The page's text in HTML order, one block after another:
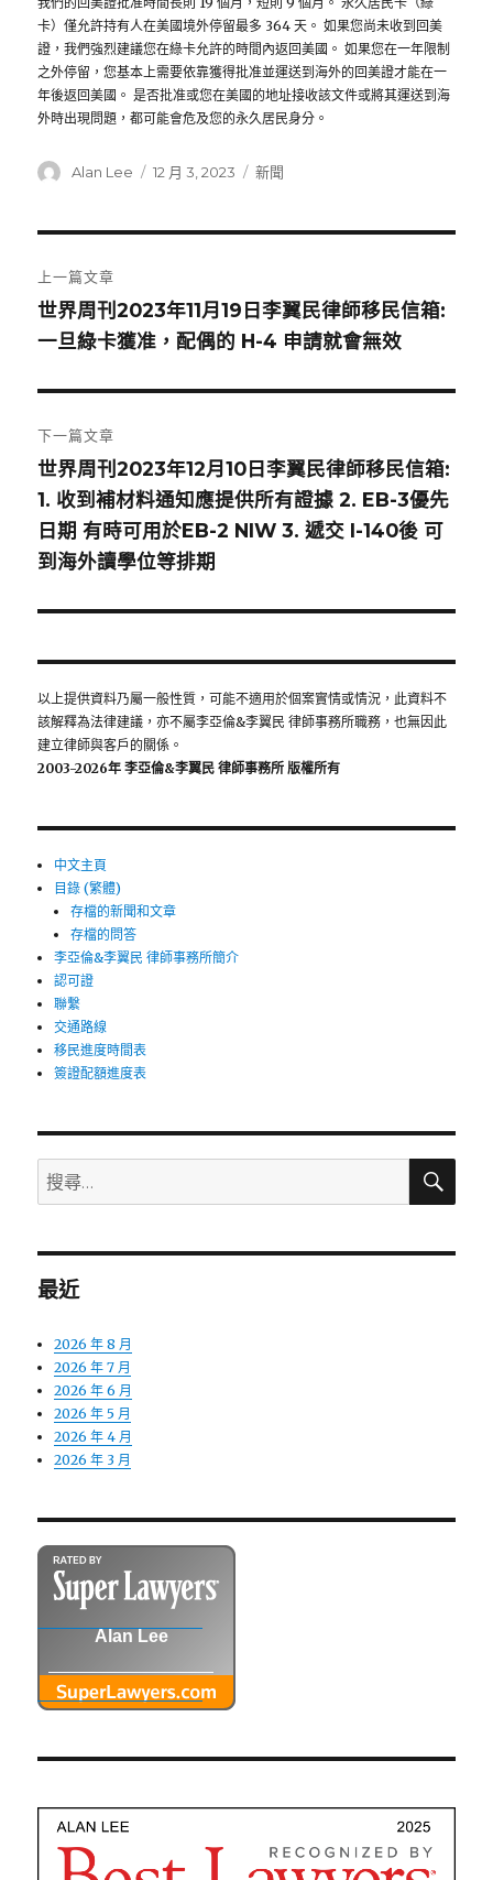
卡）僅允許持有人在美國境外停留最多 364 天。 如果您尚未收到回美
證，我們強烈建議您在綠卡允許的時間內返回美國。 如果您在一年限制
之外停留，您基本上需要依靠獲得批准並運送到海外的回美證才能在一
年後返回美國。 是否批准或您在美國的地址接收該文件或將其運送到海
外時出現問題，都可能會危及您的永久居民身分。
作
Alan Lee
發
12 月 3, 2023
分
新聞
章
導
覽
上一篇文章
上
一
章:
世界周刊2023年11月19日李翼民律師移民信箱:
一旦綠卡獲准，配偶的 H-4 申請就會無效
下一篇文章
下
一
篇
文
世界周刊2023年12月10日李翼民律師移民信箱:
1. 收到補材料通知應提供所有證據 2. EB-3優先
日期 有時可用於EB-2 NIW 3. 遞交 I-140後 可
到海外讀學位等排期
以上提供資料乃屬一般性質，可能不適用於個案實情或情況，此資料不
該解釋為法律建議，亦不屬李亞倫&李翼民 律師事務所職務，也無因此
建立律師與客戶的關係。
2003-2026年 李亞倫&李翼民 律師事務所 版權所有
中文主頁
目錄 (繁體)
存檔的新聞和文章
存檔的問答
李亞倫&李翼民 律師事務所簡介
認可證
聯繫
交通路線
移民進度時間表
簽證配額進度表
搜
尋:
搜
最近
2026 年 8 月
2026 年 7 月
2026 年 6 月
2026 年 5 月
2026 年 4 月
2026 年 3 月
Alan Lee